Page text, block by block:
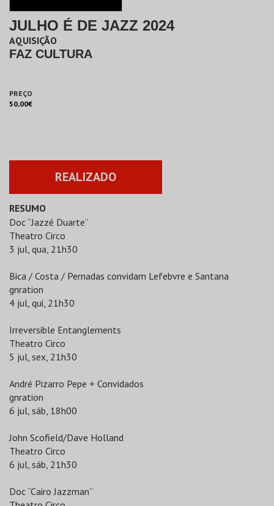
JULHO É DE JAZZ 2024
AQUISIÇÃO
FAZ CULTURA
PREÇO
50,00€
REALIZADO
RESUMO
Doc “Jazzé Duarte”
Theatro Circo
3 jul, qua, 21h30
Bica / Costa / Pernadas convidam Lefebvre e Santana
gnration
4 jul, qui, 21h30
Irreversible Entanglements
Theatro Circo
5 jul, sex, 21h30
André Pizarro Pepe + Convidados
gnration
6 jul, sáb, 18h00
John Scofield/Dave Holland
Theatro Circo
6 jul, sáb, 21h30
Doc “Cairo Jazzman”